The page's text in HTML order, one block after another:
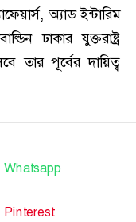
অ্যাড ইন্টারিম
ঢাকার যুক্তরাষ্ট্র
তার পূর্বের দায়িত্ব
Whatsapp
Pinterest